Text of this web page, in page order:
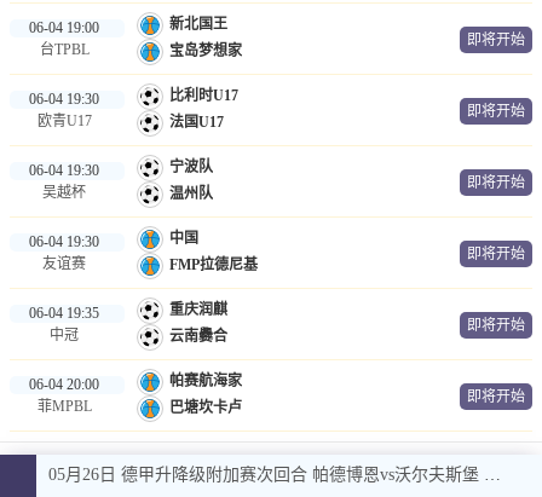
06-04 19:00
台TPBL
新北国王
宝岛梦想家
即将开始
06-04 19:30
欧青U17
比利时U17
法国U17
即将开始
06-04 19:30
吴越杯
宁波队
温州队
即将开始
06-04 19:30
友谊赛
中国
FMP拉德尼基
即将开始
06-04 19:35
中冠
重庆润麒
云南爨合
即将开始
06-04 20:00
菲MPBL
帕赛航海家
巴塘坎卡卢
即将开始
05月26日 德甲升降级附加赛次回合 帕德博恩vs沃尔夫斯堡 全场录像